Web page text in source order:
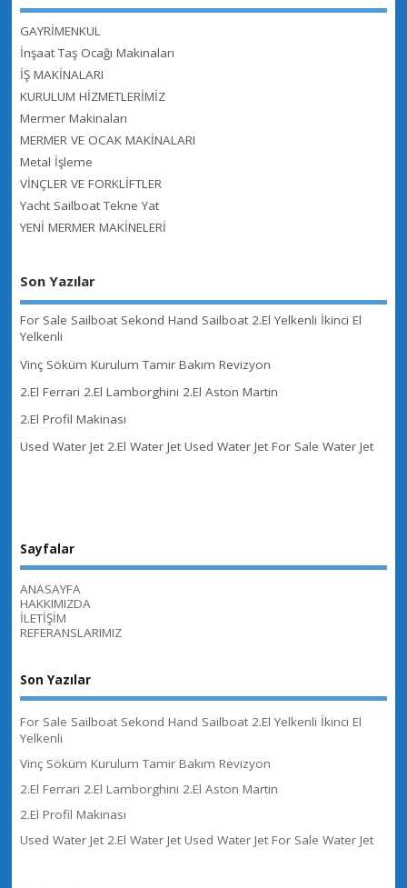
GAYRİMENKUL
İnşaat Taş Ocağı Makinaları
İŞ MAKİNALARI
KURULUM HİZMETLERİMİZ
Mermer Makinaları
MERMER VE OCAK MAKİNALARI
Metal İşleme
VİNÇLER VE FORKLİFTLER
Yacht Sailboat Tekne Yat
YENİ MERMER MAKİNELERİ
Son Yazılar
For Sale Sailboat Sekond Hand Sailboat 2.El Yelkenli İkinci El
Yelkenli
Vinç Söküm Kurulum Tamir Bakım Revizyon
2.El Ferrari 2.El Lamborghini 2.El Aston Martin
2.El Profil Makinası
Used Water Jet 2.El Water Jet Used Water Jet For Sale Water Jet
Sayfalar
ANASAYFA
HAKKIMIZDA
İLETİŞİM
REFERANSLARIMIZ
Son Yazılar
For Sale Sailboat Sekond Hand Sailboat 2.El Yelkenli İkinci El
Yelkenli
Vinç Söküm Kurulum Tamir Bakım Revizyon
2.El Ferrari 2.El Lamborghini 2.El Aston Martin
2.El Profil Makinası
Used Water Jet 2.El Water Jet Used Water Jet For Sale Water Jet